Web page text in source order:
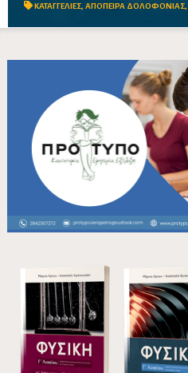
ΚΑΤΑΓΓΕΛΙΕΣ, ΑΠΟΠΕΙΡΑ ΔΟΛΟΦΟΝΙΑΣ,